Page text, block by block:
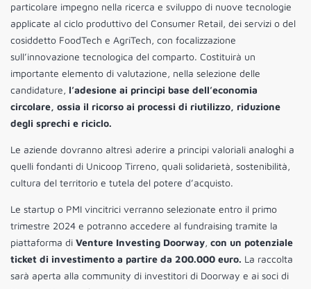
particolare impegno nella ricerca e sviluppo di nuove tecnologie
applicate al ciclo produttivo del Consumer Retail, dei servizi o del
cosiddetto FoodTech e AgriTech, con focalizzazione
sull’innovazione tecnologica del comparto. Costituirà un
importante elemento di valutazione, nella selezione delle
candidature, l’adesione ai principi base dell’economia
circolare, ossia il ricorso ai processi di riutilizzo, riduzione
degli sprechi e riciclo.
Le aziende dovranno altresì aderire a principi valoriali analoghi a
quelli fondanti di Unicoop Tirreno, quali solidarietà, sostenibilità,
cultura del territorio e tutela del potere d’acquisto.
Le startup o PMI vincitrici verranno selezionate entro il primo
trimestre 2024 e potranno accedere al fundraising tramite la
piattaforma di Venture Investing Doorway, con un potenziale
ticket di investimento a partire da 200.000 euro. La raccolta
sarà aperta alla community di investitori di Doorway e ai soci di